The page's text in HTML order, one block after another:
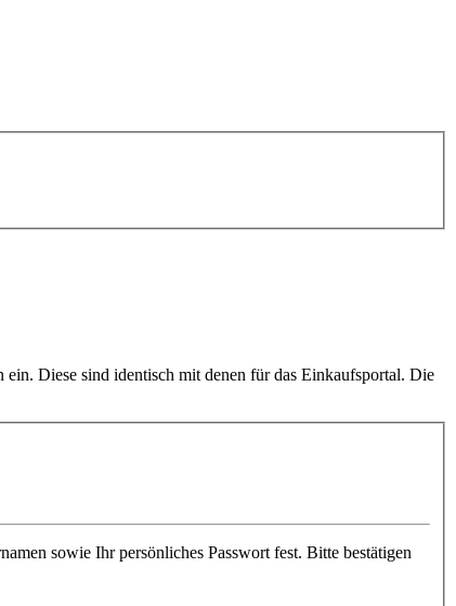
Diese sind identisch mit denen für das Einkaufsportal. Die